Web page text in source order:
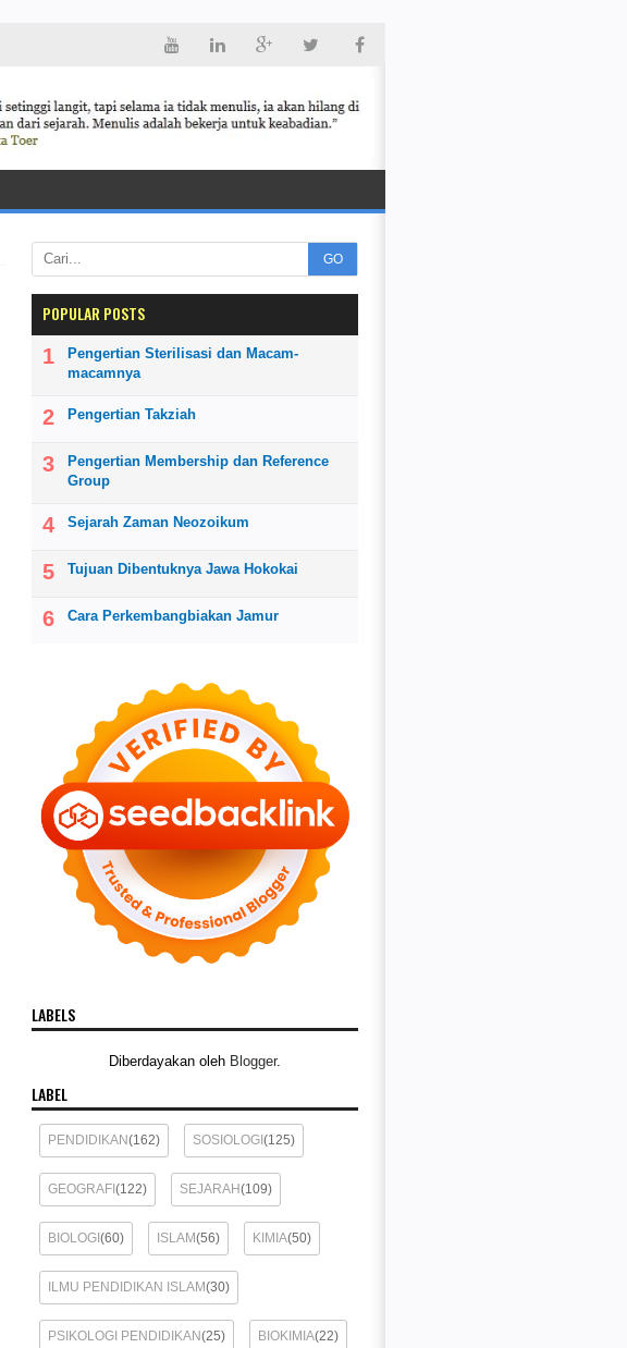
GO
POPULAR POSTS
Pengertian Sterilisasi dan Macam-
macamnya
Pengertian Takziah
Pengertian Membership dan Reference
Group
Sejarah Zaman Neozoikum
Tujuan Dibentuknya Jawa Hokokai
Cara Perkembangbiakan Jamur
LABELS
Diberdayakan oleh Blogger.
LABEL
PENDIDIKAN(162) SOSIOLOGI(125)
GEOGRAFI(122) SEJARAH(109)
BIOLOGI(60) ISLAM(56) KIMIA(50)
ILMU PENDIDIKAN ISLAM(30)
PSIKOLOGI PENDIDIKAN(25) BIOKIMIA(22)